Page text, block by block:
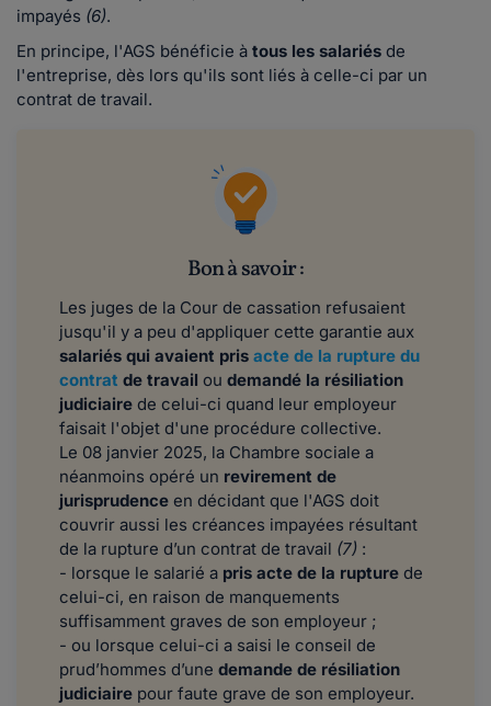
impayés (6).
En principe, l'AGS bénéficie à tous les salariés de
l'entreprise, dès lors qu'ils sont liés à celle-ci par un
contrat de travail.
Bon à savoir :
Les juges de la Cour de cassation refusaient
jusqu'il y a peu d'appliquer cette garantie aux
salariés qui avaient pris acte de la rupture du
contrat de travail ou demandé la résiliation
judiciaire de celui-ci quand leur employeur
faisait l'objet d'une procédure collective.
Le 08 janvier 2025, la Chambre sociale a
néanmoins opéré un revirement de
jurisprudence en décidant que l'AGS doit
couvrir aussi les créances impayées résultant
de la rupture d’un contrat de travail (7) :
- lorsque le salarié a pris acte de la rupture de
celui-ci, en raison de manquements
suffisamment graves de son employeur ;
- ou lorsque celui-ci a saisi le conseil de
prud’hommes d’une demande de résiliation
judiciaire pour faute grave de son employeur.